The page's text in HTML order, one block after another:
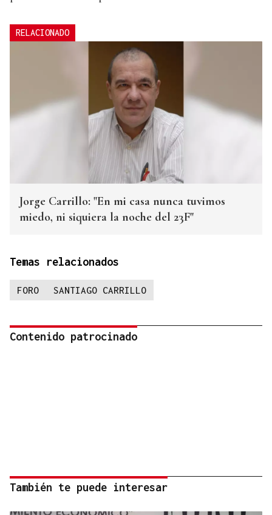
RELACIONADO
Jorge Carrillo: "En mi casa nunca tuvimos
miedo, ni siquiera la noche del 23F"
Temas relacionados
FORO SANTIAGO CARRILLO
Contenido patrocinado
También te puede interesar